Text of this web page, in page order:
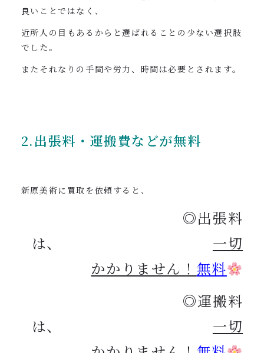
良いことではなく、
近所人の目もあるからと選ばれることの少ない選択肢
でした。
またそれなりの手間や労力、時間は必要とされます。
2.出張料・運搬費などが無料
新原美術に買取を依頼すると、
◎出張料
は、 一切
かかりません！ 無料
◎運搬料
は、 一切